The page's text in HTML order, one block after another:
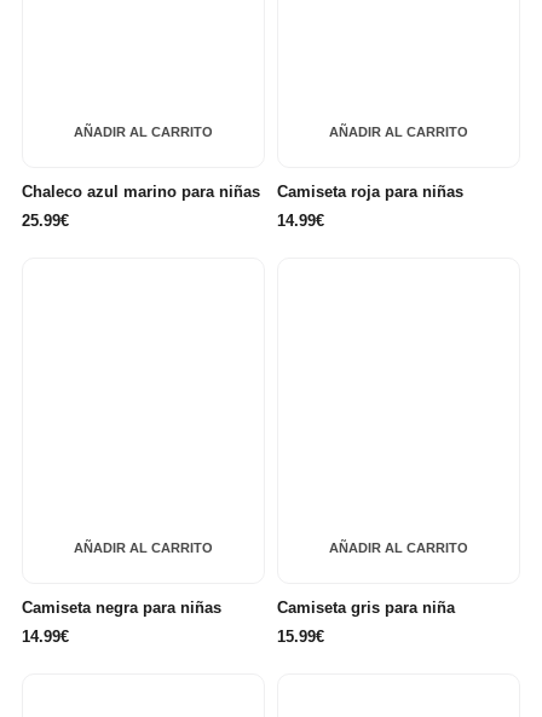
AÑADIR AL CARRITO
Chaleco azul marino para niñas
25.99€
AÑADIR AL CARRITO
Camiseta roja para niñas
14.99€
AÑADIR AL CARRITO
Camiseta negra para niñas
14.99€
AÑADIR AL CARRITO
Camiseta gris para niña
15.99€